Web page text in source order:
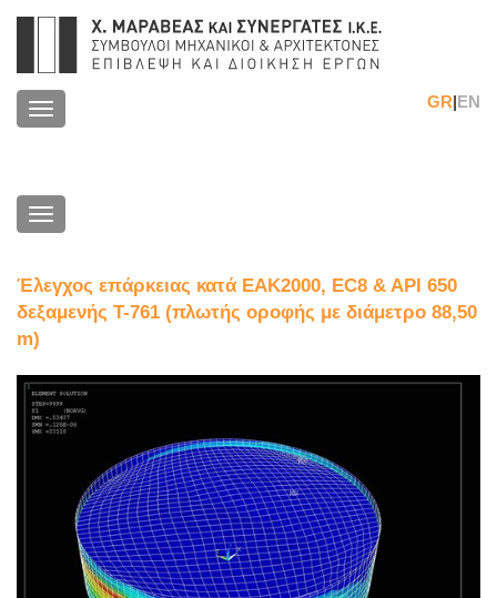
Toggle
navigation
GR|EN
Toggle
navigation
Έλεγχος επάρκειας κατά ΕΑΚ2000, EC8 & API 650
δεξαμενής Τ-761 (πλωτής οροφής με διάμετρο 88,50
m)